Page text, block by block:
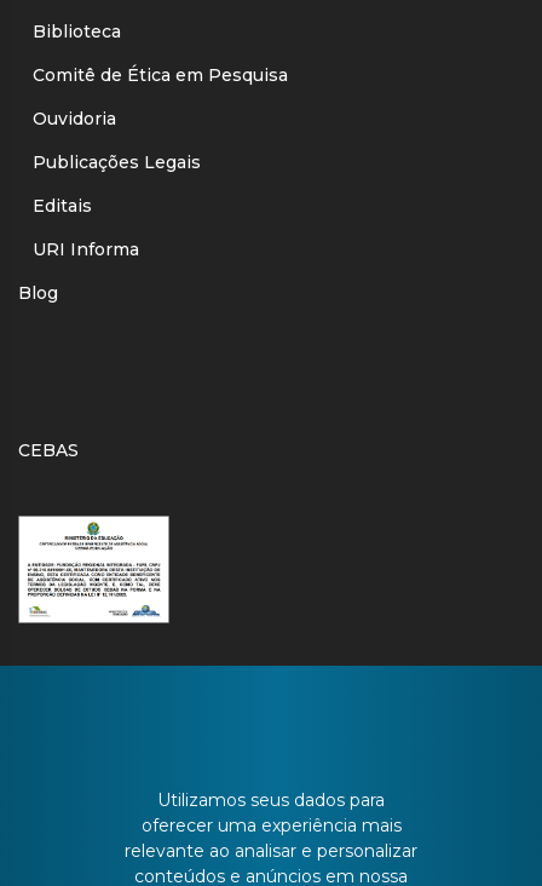
Biblioteca
Comitê de Ética em Pesquisa
Ouvidoria
Publicações Legais
Editais
URI Informa
Blog
CEBAS
Batista Bonoto Sobrinho, 733
Utilizamos seus dados para
oferecer uma experiência mais
relevante ao analisar e personalizar
conteúdos e anúncios em nossa